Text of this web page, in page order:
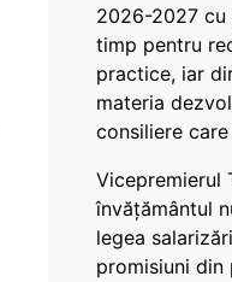
2026-2027
timp pentru
practice, iar
materia
consiliere
Vicepremierul
învățământul
legea
promisiuni din